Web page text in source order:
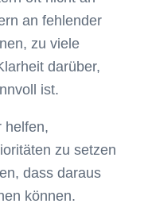
an fehlender
zu viele
darüber,
ist.
helfen,
zu setzen
dass daraus
können.